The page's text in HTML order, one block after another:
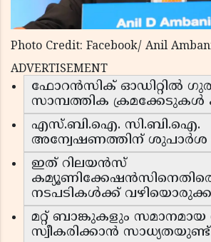
Photo Credit: Facebook/ Anil
ADVERTISEMENT
ഫോറൻസിക് ഓഡിറ്റിൽ
സാമ്പത്തിക ക്രമക്കേടുകൾ
എസ്.ബി.ഐ. സി.ബി.ഐ.
അന്വേഷണത്തിന് ശുപാർശ
ഇത് റിലയൻസ്
കമ്യൂണിക്കേഷൻസിനെതിരെ
നടപടികൾക്ക്
മറ്റ് ബാങ്കുകളും സമാനമായ
സ്വീകരിക്കാൻ